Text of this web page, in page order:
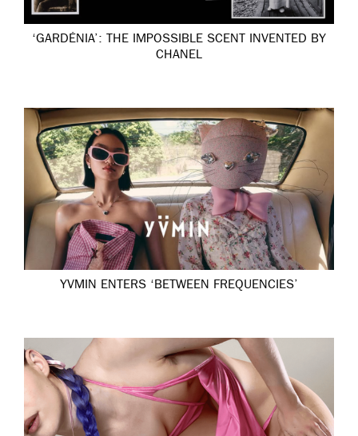
‘GARDÉNIA’: THE IMPOSSIBLE SCENT INVENTED BY
CHANEL
YVMIN ENTERS ‘BETWEEN FREQUENCIES’